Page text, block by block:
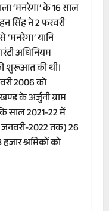
‘मनरेगा’ के 16 साल
सिंह ने 2 फरवरी
यानि
अधिनियम
शुरूआत की थी।
2006 को
के अर्जुनी ग्राम
साल 2021-22 में
2022 तक) 26
श्रमिकों को